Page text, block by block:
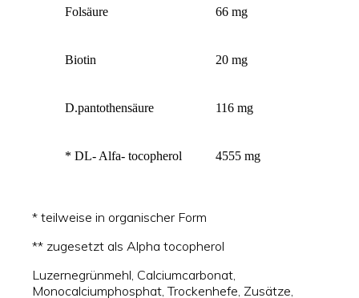
Folsäure 66 mg
Biotin 20 mg
D.pantothensäure 116 mg
* DL- Alfa- tocopherol 4555 mg
* teilweise in organischer Form
** zugesetzt als Alpha tocopherol
Luzernegrünmehl, Calciumcarbonat,
Monocalciumphosphat, Trockenhefe, Zusätze,